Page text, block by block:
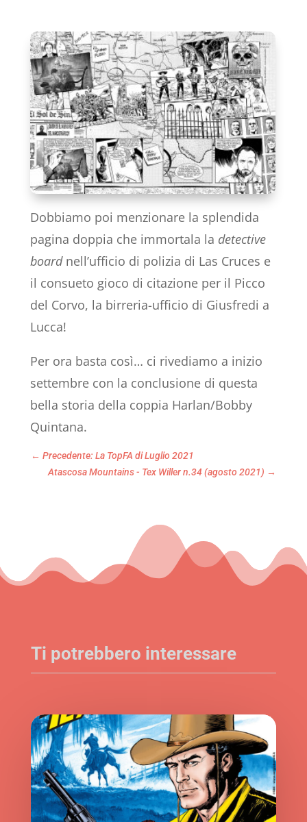
Dobbiamo poi menzionare la splendida
pagina doppia che immortala la detective
boardnell’ufficio di polizia di Las Cruces e
il consueto gioco di citazione per il Picco
del Corvo, la birreria-ufficio di Giusfredi a
Lucca!
Per ora basta così… ci rivediamo a inizio
settembre con la conclusione di questa
bella storia della coppia Harlan/Bobby
Quintana.
← Precedente: La TopFA di Luglio 2021
Atascosa Mountains - Tex Willer n.34 (agosto 2021) →
Ti potrebbero interessare